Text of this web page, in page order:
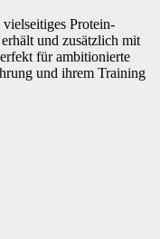
Protein-
und zusätzlich mit
für ambitionierte
und ihrem Training